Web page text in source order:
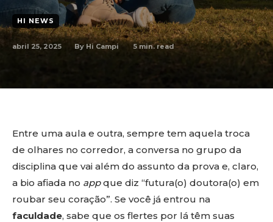
HI NEWS
abril 25, 2025 By Hi Campi 5 min. read
Entre uma aula e outra, sempre tem aquela troca
de olhares no corredor, a conversa no grupo da
disciplina que vai além do assunto da prova e, claro,
a bio afiada no appque diz “futura(o) doutora(o) em
roubar seu coração”. Se você já entrou na
faculdade, sabe que os flertes por lá têm suas